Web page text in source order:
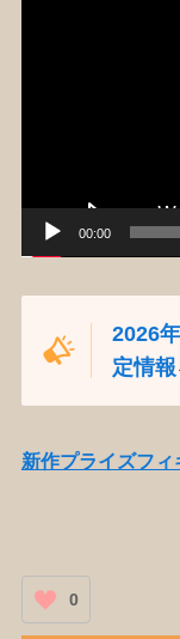
00:00
2026
定情報
新作プライズフ
0